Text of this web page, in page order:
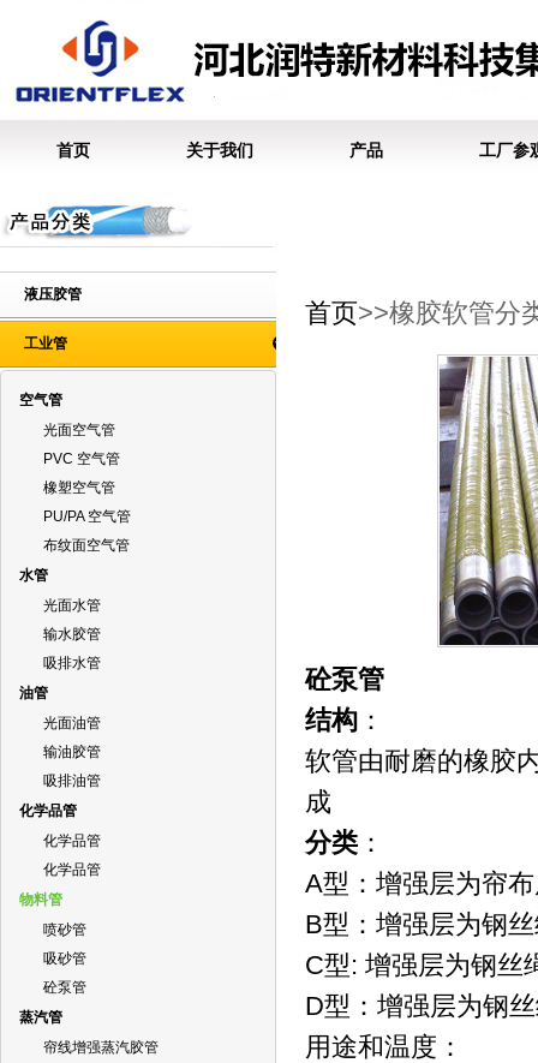
首页 关于我们 产品 工厂参
液压胶管
工业管
空气管
光面空气管
PVC 空气管
橡塑空气管
PU/PA 空气管
布纹面空气管
水管
光面水管
输水胶管
吸排水管
油管
光面油管
输油胶管
吸排油管
化学品管
化学品管
化学品管
物料管
喷砂管
吸砂管
砼泵管
蒸汽管
帘线增强蒸汽胶管
首页>>橡胶软管分
砼泵管
结构 ：
软管由耐磨的橡胶
成
分类 ：
A型：增强层为
B型：增强层为
C型: 增强层为钢
D型：增强层为
用途和温度：